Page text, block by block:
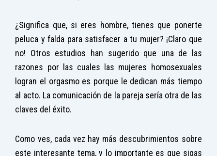
¿Significa que, si eres hombre, tienes que ponerte
peluca y falda para satisfacer a tu mujer? ¡Claro que
no! Otros estudios han sugerido que una de las
razones por las cuales las mujeres homosexuales
logran el orgasmo es porque le dedican más tiempo
al acto. La comunicación de la pareja sería otra de las
claves del éxito.
Como ves, cada vez hay más descubrimientos sobre
este interesante tema, y lo importante es que sigas